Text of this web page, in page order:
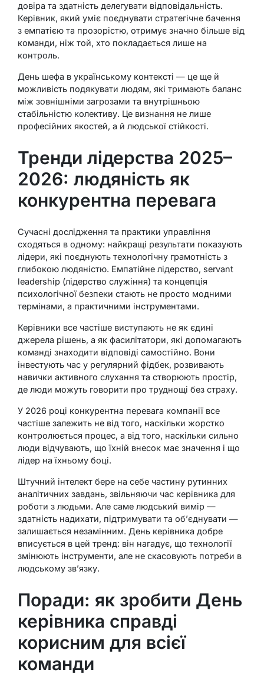
довіра та здатність делегувати відповідальність.
Керівник, який уміє поєднувати стратегічне бачення
з емпатією та прозорістю, отримує значно більше від
команди, ніж той, хто покладається лише на
контроль.
День шефа в українському контексті — це ще й
можливість подякувати людям, які тримають баланс
між зовнішніми загрозами та внутрішньою
стабільністю колективу. Це визнання не лише
професійних якостей, а й людської стійкості.
Тренди лідерства 2025–
2026: людяність як
конкурентна перевага
Сучасні дослідження та практики управління
сходяться в одному: найкращі результати показують
лідери, які поєднують технологічну грамотність з
глибокою людяністю. Емпатійне лідерство, servant
leadership (лідерство служіння) та концепція
психологічної безпеки стають не просто модними
термінами, а практичними інструментами.
Керівники все частіше виступають не як єдині
джерела рішень, а як фасилітатори, які допомагають
команді знаходити відповіді самостійно. Вони
інвестують час у регулярний фідбек, розвивають
навички активного слухання та створюють простір,
де люди можуть говорити про труднощі без страху.
У 2026 році конкурентна перевага компанії все
частіше залежить не від того, наскільки жорстко
контролюється процес, а від того, наскільки сильно
люди відчувають, що їхній внесок має значення і що
лідер на їхньому боці.
Штучний інтелект бере на себе частину рутинних
аналітичних завдань, звільняючи час керівника для
роботи з людьми. Але саме людський вимір —
здатність надихати, підтримувати та об’єднувати —
залишається незамінним. День керівника добре
вписується в цей тренд: він нагадує, що технології
змінюють інструменти, але не скасовують потреби в
людському зв’язку.
Поради: як зробити День
керівника справді
корисним для всієї
команди